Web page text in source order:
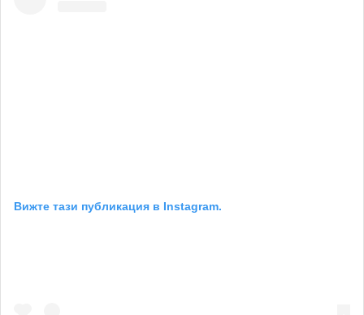
Вижте тази публикация в Instagram.